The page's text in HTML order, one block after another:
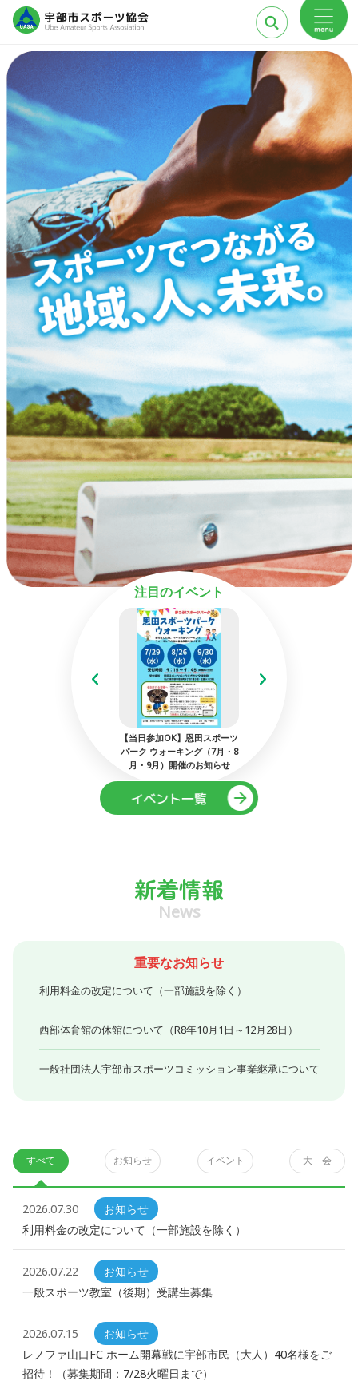
注目のイベント
【当日参加OK】恩田スポーツ
パーク ウォーキング（7月・8
月・9月）開催のお知らせ
新着情報
News
重要なお知らせ
利用料金の改定について（一部施設を除く）
西部体育館の休館について（R8年10月1日～12月28日）
一般社団法人宇部市スポーツコミッション事業継承について
すべて お知らせ イベント 大 会
2026.07.30
お知らせ
利用料金の改定について（一部施設を除く）
2026.07.22
お知らせ
一般スポーツ教室（後期）受講生募集
2026.07.15
お知らせ
レノファ山口FC ホーム開幕戦に宇部市民（大人）40名様をご
招待！（募集期間：7/28火曜日まで）